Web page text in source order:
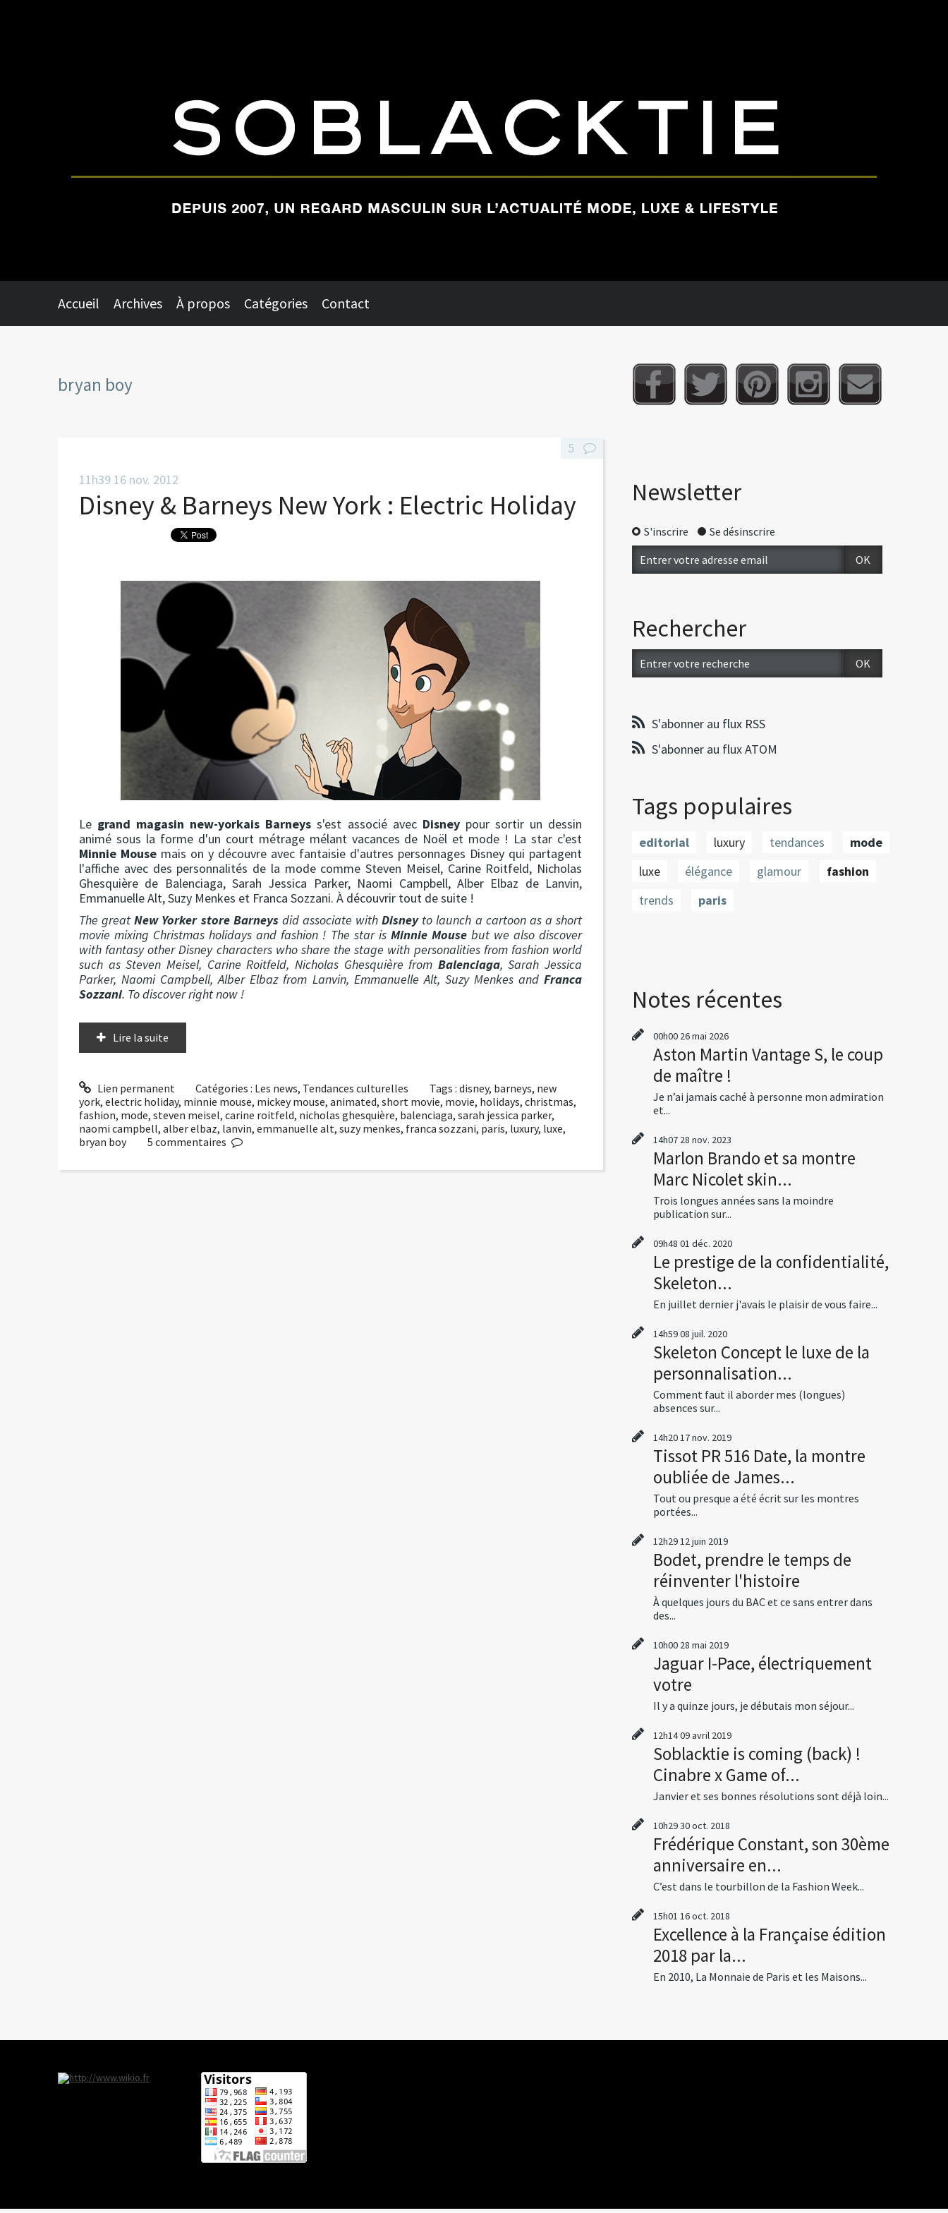
Accueil Archives À propos Catégories Contact
bryan boy
11h39 16 nov. 2012
Disney & Barneys New York : Electric Holiday
Le grand magasin new-yorkais Barneys s'est associé avec Disneypour sortir un dessin
animé sous la forme d'un court métrage mélant vacances de Noël et mode ! La star c'est
Minnie Mouse mais on y découvre avec fantaisie d'autres personnages Disney qui partagent
l'affiche avec des personnalités de la mode comme Steven Meisel, Carine Roitfeld, Nicholas
Ghesquière de Balenciaga, Sarah Jessica Parker, Naomi Campbell, Alber Elbaz de Lanvin,
Emmanuelle Alt, Suzy Menkes et Franca Sozzani. À découvrir tout de suite !
The greatNew Yorker store Barneysdid associate withDisneyto launch a cartoon as a short
movie mixing Christmas holidays and fashion ! The star is Minnie Mousebut we also discover
with fantasy other Disney characters who share the stage with personalities from fashion world
such as Steven Meisel, Carine Roitfeld, Nicholas Ghesquière from Balenciaga, Sarah Jessica
Parker, Naomi Campbell, Alber Elbaz from Lanvin, Emmanuelle Alt, Suzy Menkes andFranca
Sozzani. To discover right now !
Lire la suite
Lien permanent Catégories : Les news, Tendances culturelles Tags :disney, barneys, new
york, electric holiday, minnie mouse, mickey mouse, animated, short movie, movie, holidays, christmas,
fashion, mode, steven meisel, carine roitfeld, nicholas ghesquière, balenciaga, sarah jessica parker,
naomi campbell, alber elbaz, lanvin, emmanuelle alt, suzy menkes, franca sozzani, paris, luxury, luxe,
bryan boy
5
5 commentaires
Newsletter
S'inscrire Se désinscrire
Rechercher
S'abonner au flux RSS
S'abonner au flux ATOM
Tags populaires
editorial luxury tendances
mode
luxe
élégance glamour
fashion
trends
paris
Notes récentes
00h00 26mai 2026
Aston Martin Vantage S, le coup
de maître !
Je n’ai jamais caché à personne mon admiration
et...
14h07 28 nov. 2023
Marlon Brando et sa montre
Marc Nicolet skin...
Trois longues années sans la moindre
publication sur...
09h48 01 déc. 2020
Le prestige de la confidentialité,
Skeleton...
En juillet dernier j'avais le plaisir de vous faire...
14h5908 juil. 2020
Skeleton Concept le luxe de la
personnalisation...
Comment faut il aborder mes (longues)
absences sur...
14h2017nov. 2019
Tissot PR 516 Date, la montre
oubliée de James...
Tout ou presque a été écrit sur les montres
portées...
12h2912juin 2019
Bodet, prendre le temps de
réinventer l'histoire
À quelques jours du BAC et ce sans entrer dans
des...
10h00 28 mai 2019
Jaguar I-Pace, électriquement
votre
Il y a quinze jours, je débutais mon séjour...
12h1409avril 2019
Soblacktie is coming (back) !
Cinabre x Game of...
Janvier et ses bonnes résolutions sont déjà loin...
10h2930oct. 2018
Frédérique Constant, son 30ème
anniversaire en...
C’est dans le tourbillon de la Fashion Week...
15h01 16oct. 2018
Excellence à la Française édition
2018 par la...
En 2010, La Monnaie de Paris et les Maisons...